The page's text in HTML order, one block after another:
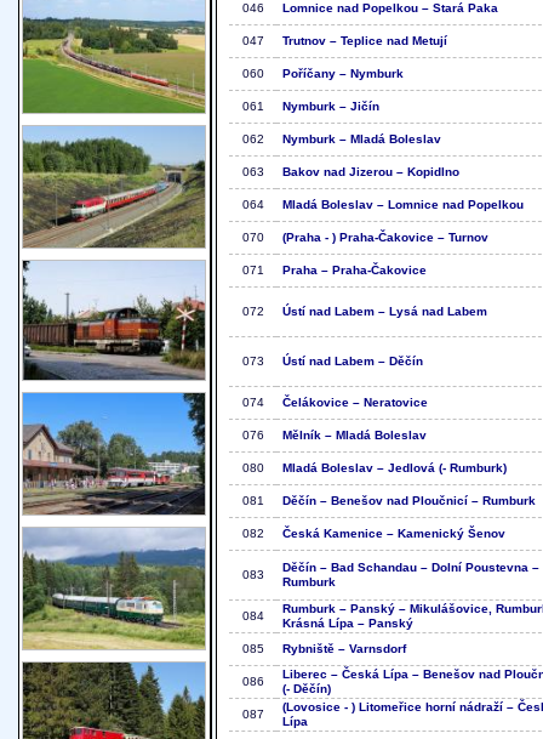
046 Lomnice nad Popelkou – Stará Paka
047 Trutnov – Teplice nad Metují
060 Poříčany – Nymburk
061 Nymburk – Jičín
062 Nymburk – Mladá Boleslav
063 Bakov nad Jizerou – Kopidlno
064 Mladá Boleslav – Lomnice nad Popelkou
070 (Praha - ) Praha-Čakovice – Turnov
071 Praha – Praha-Čakovice
072 Ústí nad Labem – Lysá nad Labem
073 Ústí nad Labem – Děčín
074 Čelákovice – Neratovice
076 Mělník – Mladá Boleslav
080 Mladá Boleslav – Jedlová (- Rumburk)
081 Děčín – Benešov nad Ploučnicí – Rumburk
082 Česká Kamenice – Kamenický Šenov
083
Děčín – Bad Schandau – Dolní Poustevna –
Rumburk
084
Rumburk – Panský – Mikulášovice,
Krásná Lípa – Panský
085
Rybniště – Varnsdorf
086
Liberec – Česká Lípa – Benešov nad
(- Děčín)
087
(Lovosice - ) Litomeřice horní nádraží –
Lípa